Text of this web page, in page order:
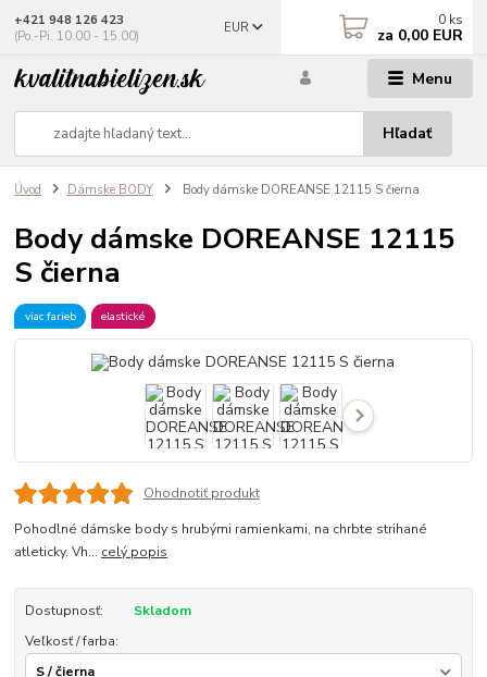
Menu
EUR
Hľadať
+421 948 126 423
(Po.-Pi. 10.00 - 15.00)
0 ks
za 0,00 EUR
Úvod Dámske BODY Body dámske DOREANSE 12115 S čierna
Body dámske DOREANSE 12115
S čierna
viac farieb elastické
Ohodnotiť produkt
Pohodlné dámske body s hrubými ramienkami, na chrbte strihané
atleticky. Vh... celý popis
Dostupnosť:
Skladom
Veľkosť / farba: